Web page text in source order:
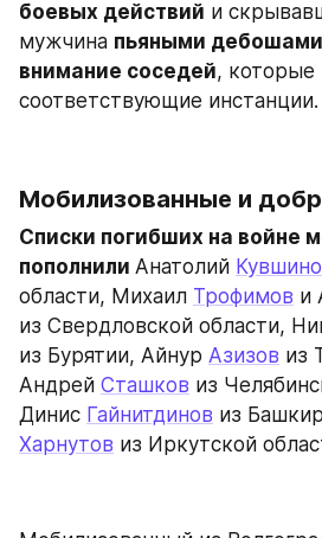
боевых действий и
мужчина пьяными дебошами
внимание соседей, которые
соответствующие инстанции.
Мобилизованные и
Списки погибших на войне
пополнили Анатолий
области, Михаил Трофимов и
из Свердловской области,
из Бурятии, Айнур Азизов из
Андрей Сташков из
Динис Гайнитдинов
Харнутов из Иркутской